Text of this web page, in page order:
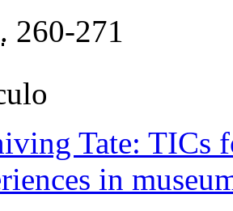
260-271
Tate: TICs
in